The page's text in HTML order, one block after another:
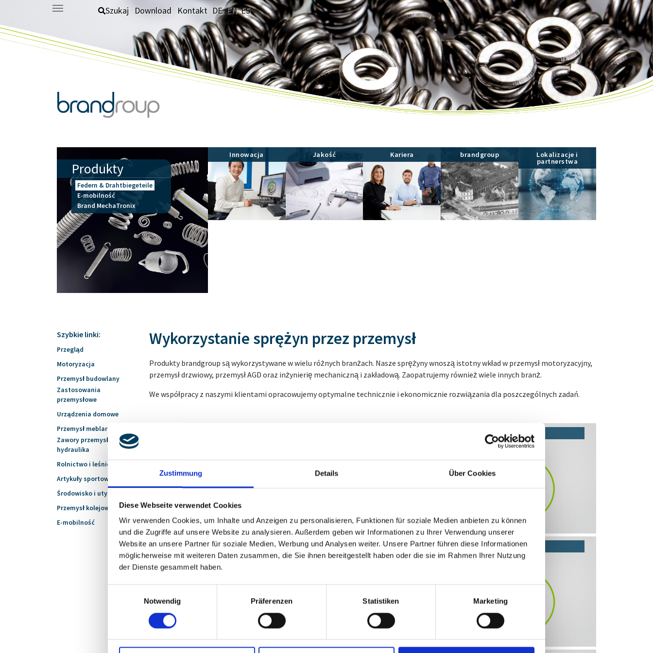
Zustimmung Details Über Cookies
Diese Webseite verwendet Cookies
Wir verwenden Cookies, um Inhalte und Anzeigen zu personalisieren, Funktionen für soziale Medien anbieten zu können
und die Zugriffe auf unsere Website zu analysieren. Außerdem geben wir Informationen zu Ihrer Verwendung unserer
Website an unsere Partner für soziale Medien, Werbung und Analysen weiter. Unsere Partner führen diese Informationen
möglicherweise mit weiteren Daten zusammen, die Sie ihnen bereitgestellt haben oder die sie im Rahmen Ihrer Nutzung
der Dienste gesammelt haben.
Notwendig
Präferenzen Statistiken Marketing
Skip to main content Szukaj Download Kontakt DE EN ES
Produkty
Federn & Drahtbiegeteile
E-mobilność
Brand MechaTronix
Innowacja Jakość Kariera brandgroup Lokalizacje i
partnerstwa
Szybkie linki:
Przegląd
Motoryzacja
Przemysł budowlany
Zastosowania
przemysłowe
Urządzenia domowe
Przemysł meblarski
Zawory przemysłowe i
hydraulika
Rolnictwo i leśnictwo
Artykuły sportowe
Środowisko i utylizacja
Przemysł kolejowy
E-mobilność
Zastosowania przemysłowe
Urządzenia gospodarstwa domowego Przemysł meblarski Zawory przemysłowe i hydraulika
Wykorzystanie sprężyn przez przemysł
Produkty brandgroup są wykorzystywane w wielu różnych branżach. Nasze sprężyny wnoszą istotny wkład w przemysł motoryzacyjny,
przemysł drzwiowy, przemysł AGD oraz inżynierię mechaniczną i zakładową. Zaopatrujemy również wiele innych branż.
We współpracy z naszymi klientami opracowujemy optymalne technicznie i ekonomicznie rozwiązania dla poszczególnych zadań.